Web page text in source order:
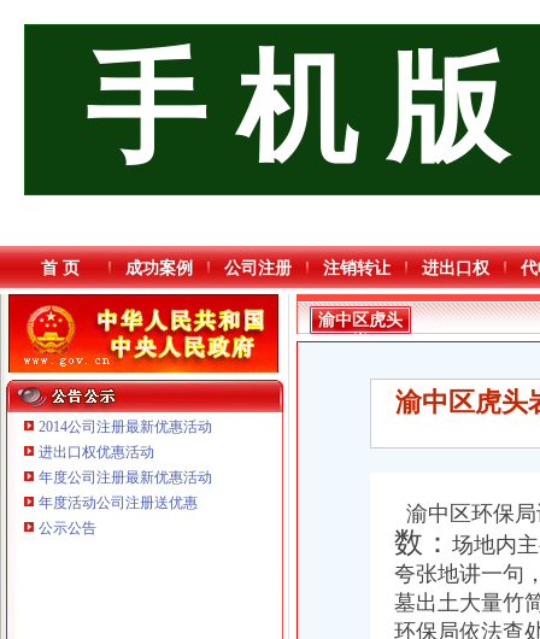
手 机 版
首 页 成功案例 公司注册 注销转让 进出口权
2014公司注册最新优惠活动
进出口权优惠活动
年度公司注册最新优惠活动
年度活动公司注册送优惠
公示公告
重庆海谛升进出口贸易有限公司 渝北100万 （进出口权）
渝中区虎头
岩
渝中区虎头
渝中区环保
数： 场地内
夸张地讲一句
墓出土大量竹
环保局依法查